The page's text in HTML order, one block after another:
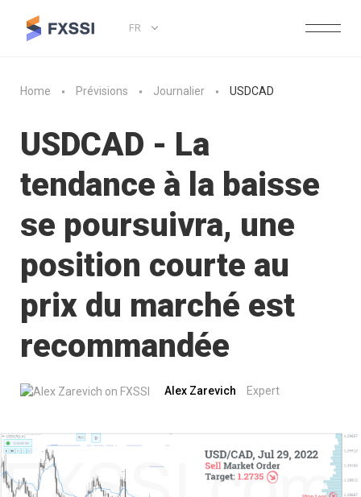
FR
Home Prévisions Journalier USDCAD
USDCAD - La
tendance à la baisse
se poursuivra, une
position courte au
prix du marché est
recommandée
Alex Zarevich Expert